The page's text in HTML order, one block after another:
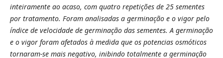
inteiramente ao acaso, com quatro repetições de 25 sementes
por tratamento. Foram analisadas a germinação e o vigor pelo
índice de velocidade de germinação das sementes.A germinação
e o vigor foram afetados à medida que os potencias osmóticos
tornaram-se mais negativo, inibindo totalmente a germinação